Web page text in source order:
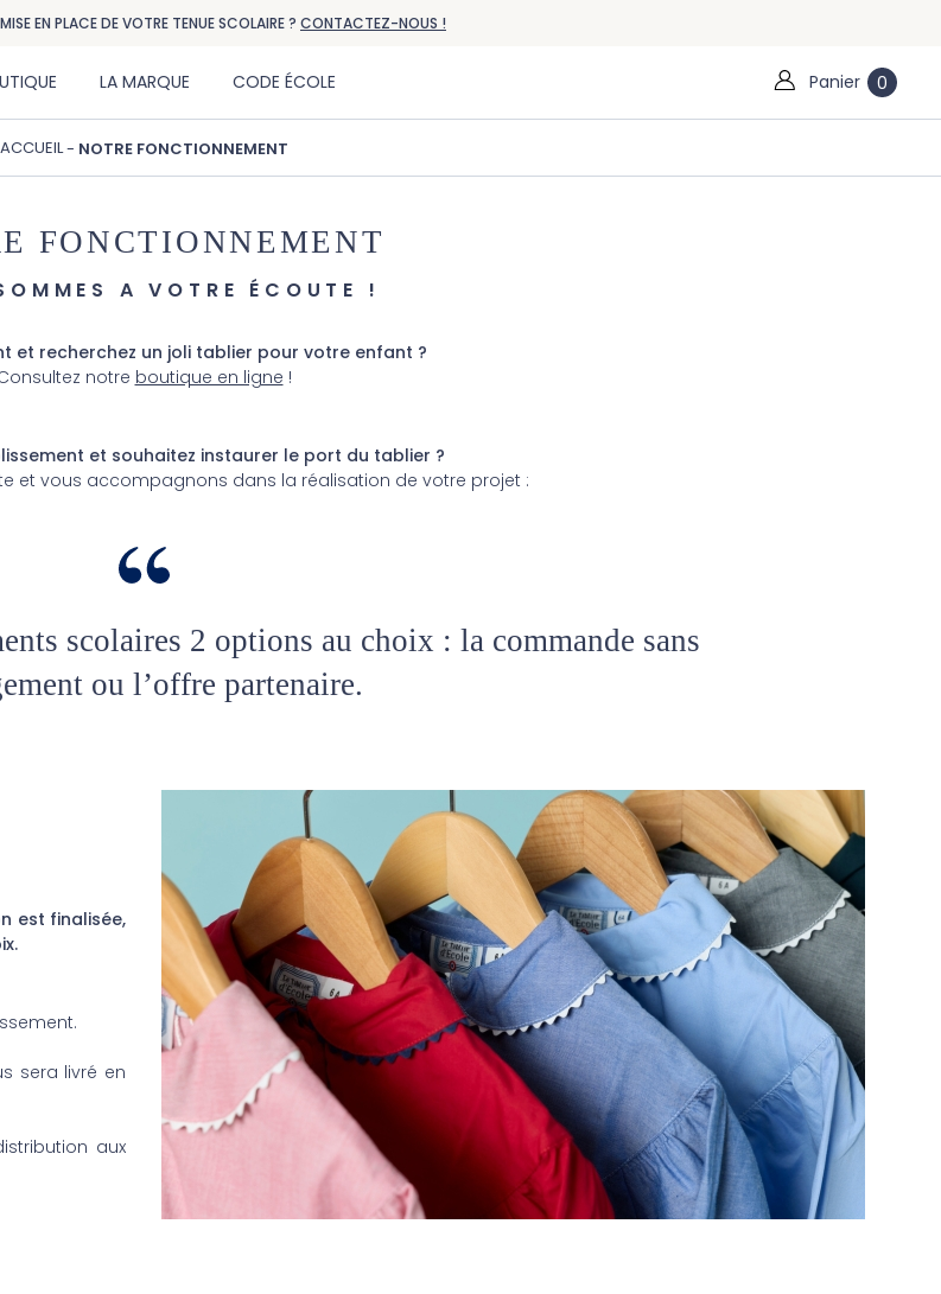
EN PLACE DE VOTRE TENUE SCOLAIRE ? CONTACTEZ-NOUS !
LA MARQUE CODE ÉCOLE Panier 0
ACCUEIL NOTRE FONCTIONNEMENT
FONCTIONNEMENT
A VOTRE ÉCOUTE !
et recherchez un joli tablier pour votre enfant ?
notre boutique en ligne !
et souhaitez instaurer le port du tablier ?
et vous accompagnons dans la réalisation de votre projet :
scolaires 2 options au choix : la commande sans
ou l’offre partenaire.
est finalisée,
sera livré en
aux